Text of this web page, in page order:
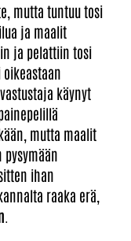
mutta tuntuu tosi
ja maalit
ja pelattiin tosi
käynyt
mutta maalit
ihan
raaka erä,